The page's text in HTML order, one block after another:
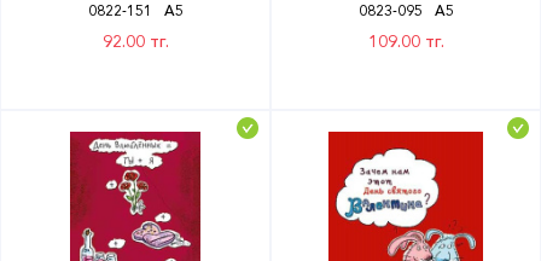
0822-151 А5
92.00 тг.
0823-095 А5
109.00 тг.